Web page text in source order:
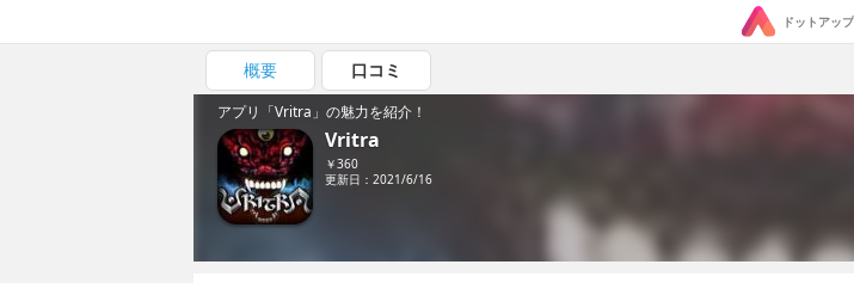
ドットアッ
概要 口コミ
アプリ「Vritra」の魅力を紹介！
Vritra
￥360
更新日：2021/6/16